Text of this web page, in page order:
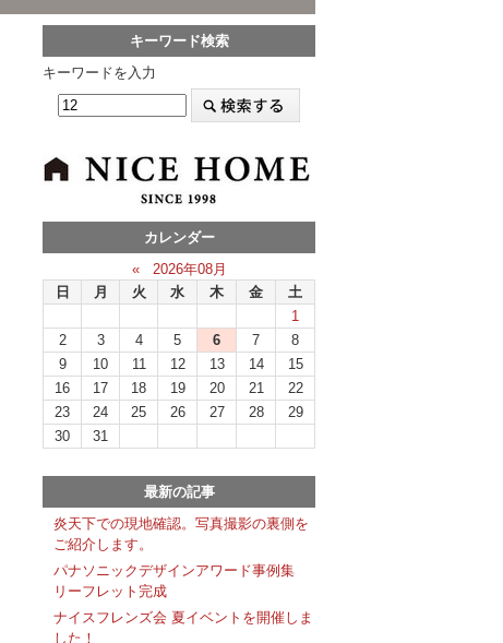
キーワード検索
キーワードを入力
カレンダー
«
2026年08月
日
月 火 水 木 金
土
1
2
3 4 5 6 7
8
9
10 11 12 13 14
15
16
17 18 19 20 21
22
23
24 25 26 27 28
29
30
31
最新の記事
炎天下での現地確認。写真撮影の裏側を
ご紹介します。
パナソニックデザインアワード事例集
リーフレット完成
ナイスフレンズ会 夏イベントを開催しま
した！